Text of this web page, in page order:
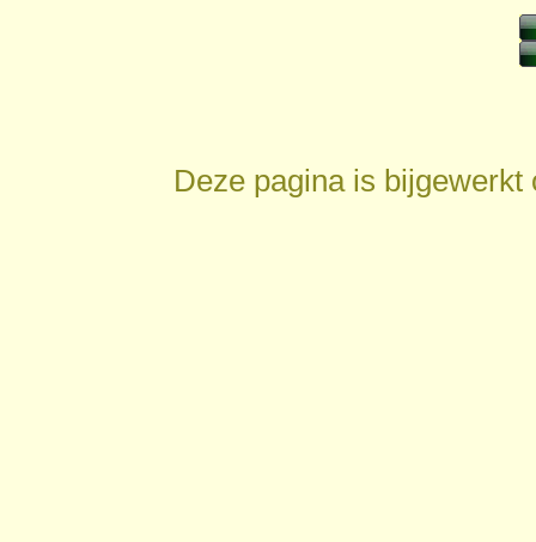
Deze pagina is